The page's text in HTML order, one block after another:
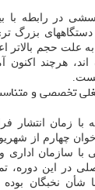
در رابطه با
بزرگ
حجم بالاتر
هرچند اکنون
تخصصی و
با زمان انتشار
چهارم از
با سازمان اداری
در این دوره،
شأن نخبگان